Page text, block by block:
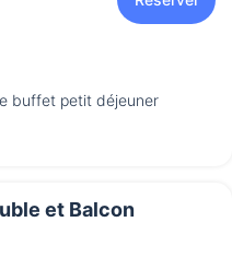
buffet petit déjeuner
et Balcon